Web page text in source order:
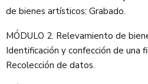
de bienes artísticos: Grabado.
MÓDULO 2. Relevamiento de
Identificación y confección de una
Recolección de datos.